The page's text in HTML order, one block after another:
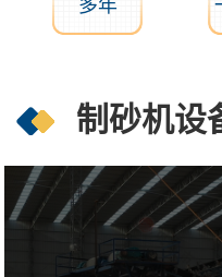
多年
制砂机设